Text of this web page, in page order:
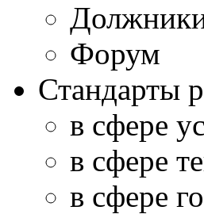
Форум
Стандарты
в сфере
в сфере
в сфере